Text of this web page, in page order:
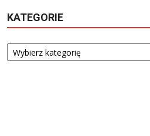
KATEGORIE
Kategorie